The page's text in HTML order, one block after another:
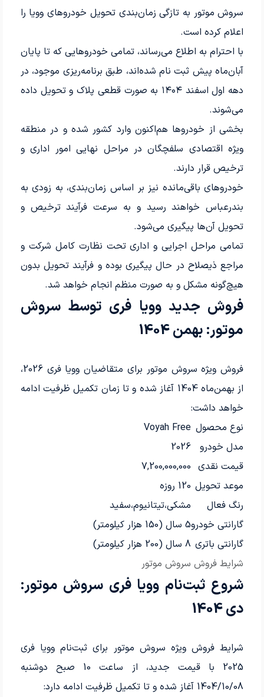
سروش موتور به تازگی زمان‌بندی تحویل خودروهای وویا را
اعلام کرده است.
با احترام به اطلاع می‌رساند، تمامی خودروهایی که تا پایان
آبان‌ماه پیش‌ ثبت‌ نام شده‌اند، طبق برنامه‌ریزی موجود، در
دهه اول اسفند ۱۴۰۴ به صورت قطعی پلاک و تحویل داده
می‌شوند.
بخشی از خودروها هم‌اکنون وارد کشور شده و در منطقه
ویژه اقتصادی سلفچگان در مراحل نهایی امور اداری و
ترخیص قرار دارند.
خودروهای باقی‌مانده نیز بر اساس زمان‌بندی، به زودی به
بندرعباس خواهند رسید و به سرعت فرآیند ترخیص و
تحویل آن‌ها پیگیری می‌شود.
تمامی مراحل اجرایی و اداری تحت نظارت کامل شرکت و
مراجع ذیصلاح در حال پیگیری بوده و فرآیند تحویل بدون
هیچ‌گونه مشکل و به صورت منظم انجام خواهد شد.
فروش جدید وویا فری توسط سروش
موتور: بهمن 1404
فروش ویژه سروش موتور برای متقاضیان وویا فری 2026،
از بهمن‌ماه 1404 آغاز شده و تا زمان تکمیل ظرفیت ادامه
خواهد داشت:
شرایط فروش سروش موتور
نوع محصول Voyah Free
مدل خودرو
2026
قیمت نقدی 7,200,000,000
موعد تحویل 120 روزه
رنگ فعال
مشکی،تیتانیوم،سفید
گارانتی خودرو5 سال (150 هزار کیلومتر)
گارانتی باتری 8 سال (200 هزار کیلومتر)
شروع ثبت‌نام وویا فری سروش موتور:
دی 1404
شرایط فروش ویژه سروش موتور برای ثبت‌نام وویا فری
2025 با قیمت جدید، از ساعت 10 صبح دوشنبه
1404/10/08 آغاز شده و تا تکمیل ظرفیت ادامه دارد: